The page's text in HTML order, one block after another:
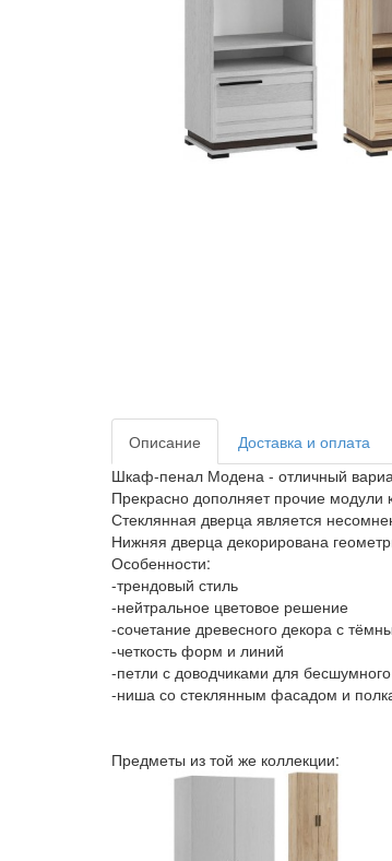
Описание Доставка и оплата
Шкаф-пенал Модена - отличный
Прекрасно дополняет прочие модули
Стеклянная дверца является
Нижняя дверца декорирована
Особенности:
-трендовый стиль
-нейтральное цветовое решение
-сочетание древесного декора с
-четкость форм и линий
-петли с доводчиками для
-ниша со стеклянным фасадом и
Предметы из той же коллекции: